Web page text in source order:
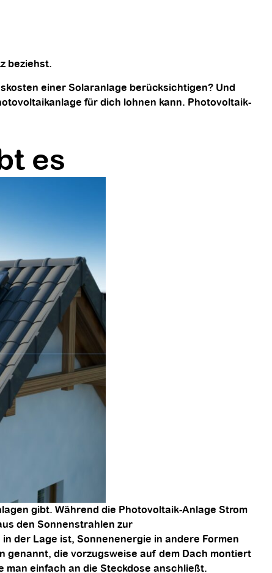
beziehst.
einer Solaranlage berücksichtigen? Und
für dich lohnen kann. Photovoltaik-
es
gibt. Während die Photovoltaik-Anlage Strom
den Sonnenstrahlen zur
der Lage ist, Sonnenenergie in andere Formen
genannt, die vorzugsweise auf dem Dach montiert
einfach an die Steckdose anschließt.